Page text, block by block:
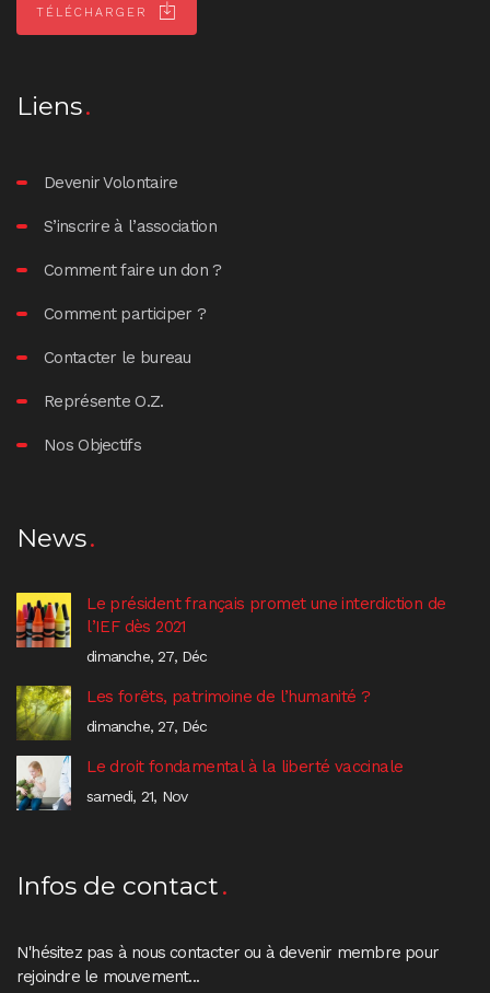
TÉLÉCHARGER
Liens
Devenir Volontaire
S’inscrire à l’association
Comment faire un don ?
Comment participer ?
Contacter le bureau
Représente O.Z.
Nos Objectifs
News
Le président français promet une interdiction de
l’IEF dès 2021
dimanche, 27, Déc
Les forêts, patrimoine de l’humanité ?
dimanche, 27, Déc
Le droit fondamental à la liberté vaccinale
samedi, 21, Nov
Infos de contact
N'hésitez pas à nous contacter ou à devenir membre pour
rejoindre le mouvement...